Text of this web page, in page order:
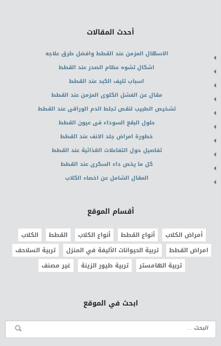
أحدث المقالات
الاسهال المزمن عند القطط وافضل طرق علاجه
اشكال تشوه عظام الصدر عند القطط
اسباب تليف الكبد عند القطط
مقال عن الفشل الكلوى المزمن عند القطط
تشخيص الطبيب لنقص تجلط الدم الوراقى عند القطط
حلول البقع السوداء فى عيون القطط
خطورة امراض جلد الانف عند القطط
تفاصيل حول التفاعلات الغذائية عند القطط
كل ما يخص داء السكرى عند القطط
المقال الشامل عن اخصاء الكلاب
أقسام الموقع
أمراض الكلاب أنواع القطط أنواع الكلاب القطط
الكلاب
امراض القطط
تربية الحيوانات الأليفة في المنزل
تربية السلاحف
تربية الهامستر
تربية طيور الزينة غير مصنف
ابحث في الموقع